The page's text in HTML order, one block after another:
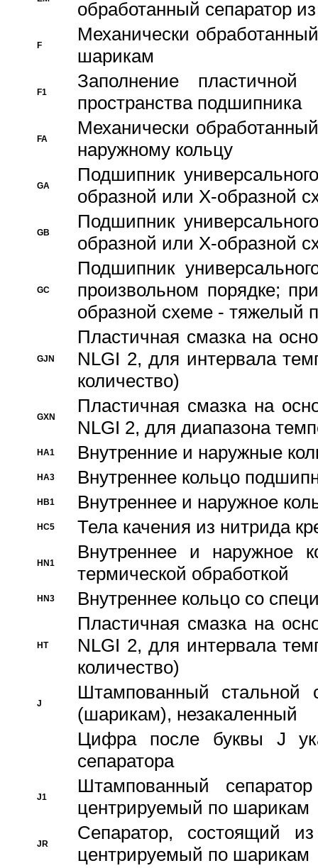
обработанный сепаратор
F
Механически
шарикам
F1
Заполнение
пространства подшипника
FA
Механически
наружному кольцу
GA
Подшипник
образной или Х-образной
GB
Подшипник
образной или Х-образной
GC
Подшипник
произвольном порядке;
образной схеме - тяжелый
GJN
Пластичная смазка на
NLGI 2, для интервала
количество)
GXN
Пластичная смазка на
NLGI 2, для диапазона
HA1 Внутренние и наружные
HA3 Bнутреннее кольцо
HB1 Bнутреннее и наружное
HC5 Тела качения из нитрида
HN1
Bнутреннее и наружное
термической обработкой
HN3 Внутреннее кольцо со
HT
Пластичная смазка на
NLGI 2, для интервала
количество)
J
Штампованный стальной
(шарикам), незакаленный
Цифра после буквы J
сепаратора
J1
Штампованный
центрируемый по шарикам
JR
Сепаратор, состоящий
центрируемый по шарикам